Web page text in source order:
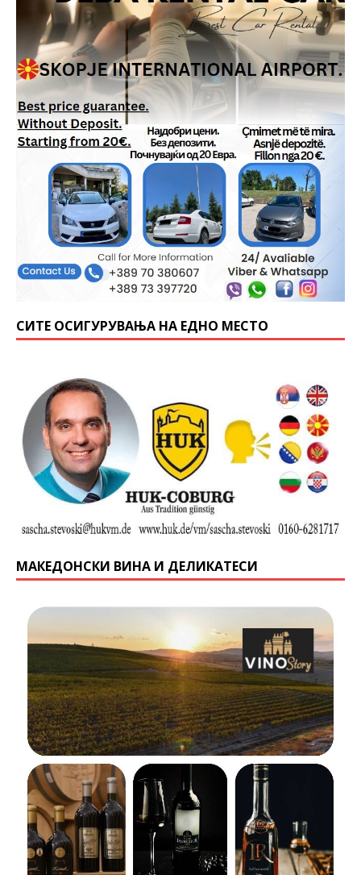
СИТЕ ОСИГУРУВАЊА НА ЕДНО МЕСТО
МАКЕДОНСКИ ВИНА И ДЕЛИКАТЕСИ